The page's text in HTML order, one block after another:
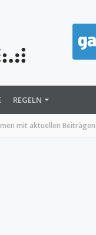
mit aktuellen Beiträgen
REGELN